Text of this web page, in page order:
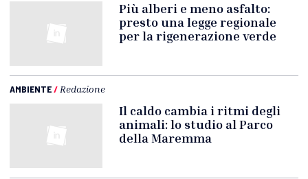
Più alberi e meno asfalto:
presto una legge regionale
per la rigenerazione verde
AMBIENTE/ Redazione
Il caldo cambia i ritmi degli
animali: lo studio al Parco
della Maremma